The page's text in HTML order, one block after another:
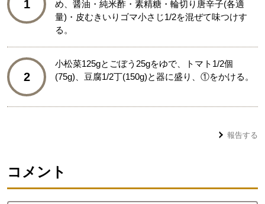
1
め、醤油・純米酢・素精糖・輪切り唐辛子(各適
量)・皮むきいりゴマ小さじ1/2を混ぜて味つけす
る。
2
小松菜125gとごぼう25gをゆで、トマト1/2個
(75g)、豆腐1/2丁(150g)と器に盛り、①をかける。
報告する
コメント